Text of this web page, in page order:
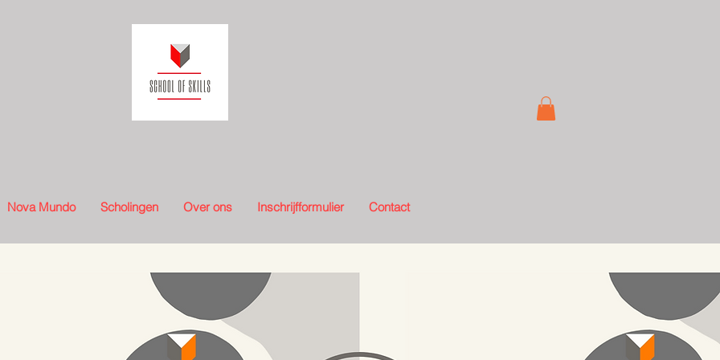
Nova Mundo Scholingen Over ons Inschrijfformulier Contact